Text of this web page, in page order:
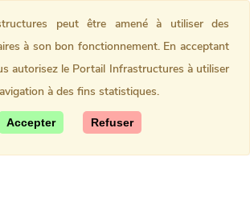
peut être amené à utiliser des
à son bon fonctionnement. En acceptant
autorisez le Portail Infrastructures à utiliser
à des fins statistiques.
Accepter Refuser